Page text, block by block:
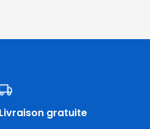
Livraison gratuite